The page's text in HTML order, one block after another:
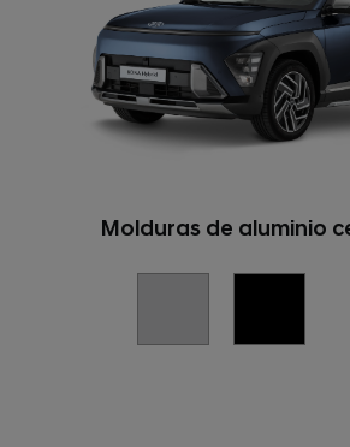
Molduras de aluminio